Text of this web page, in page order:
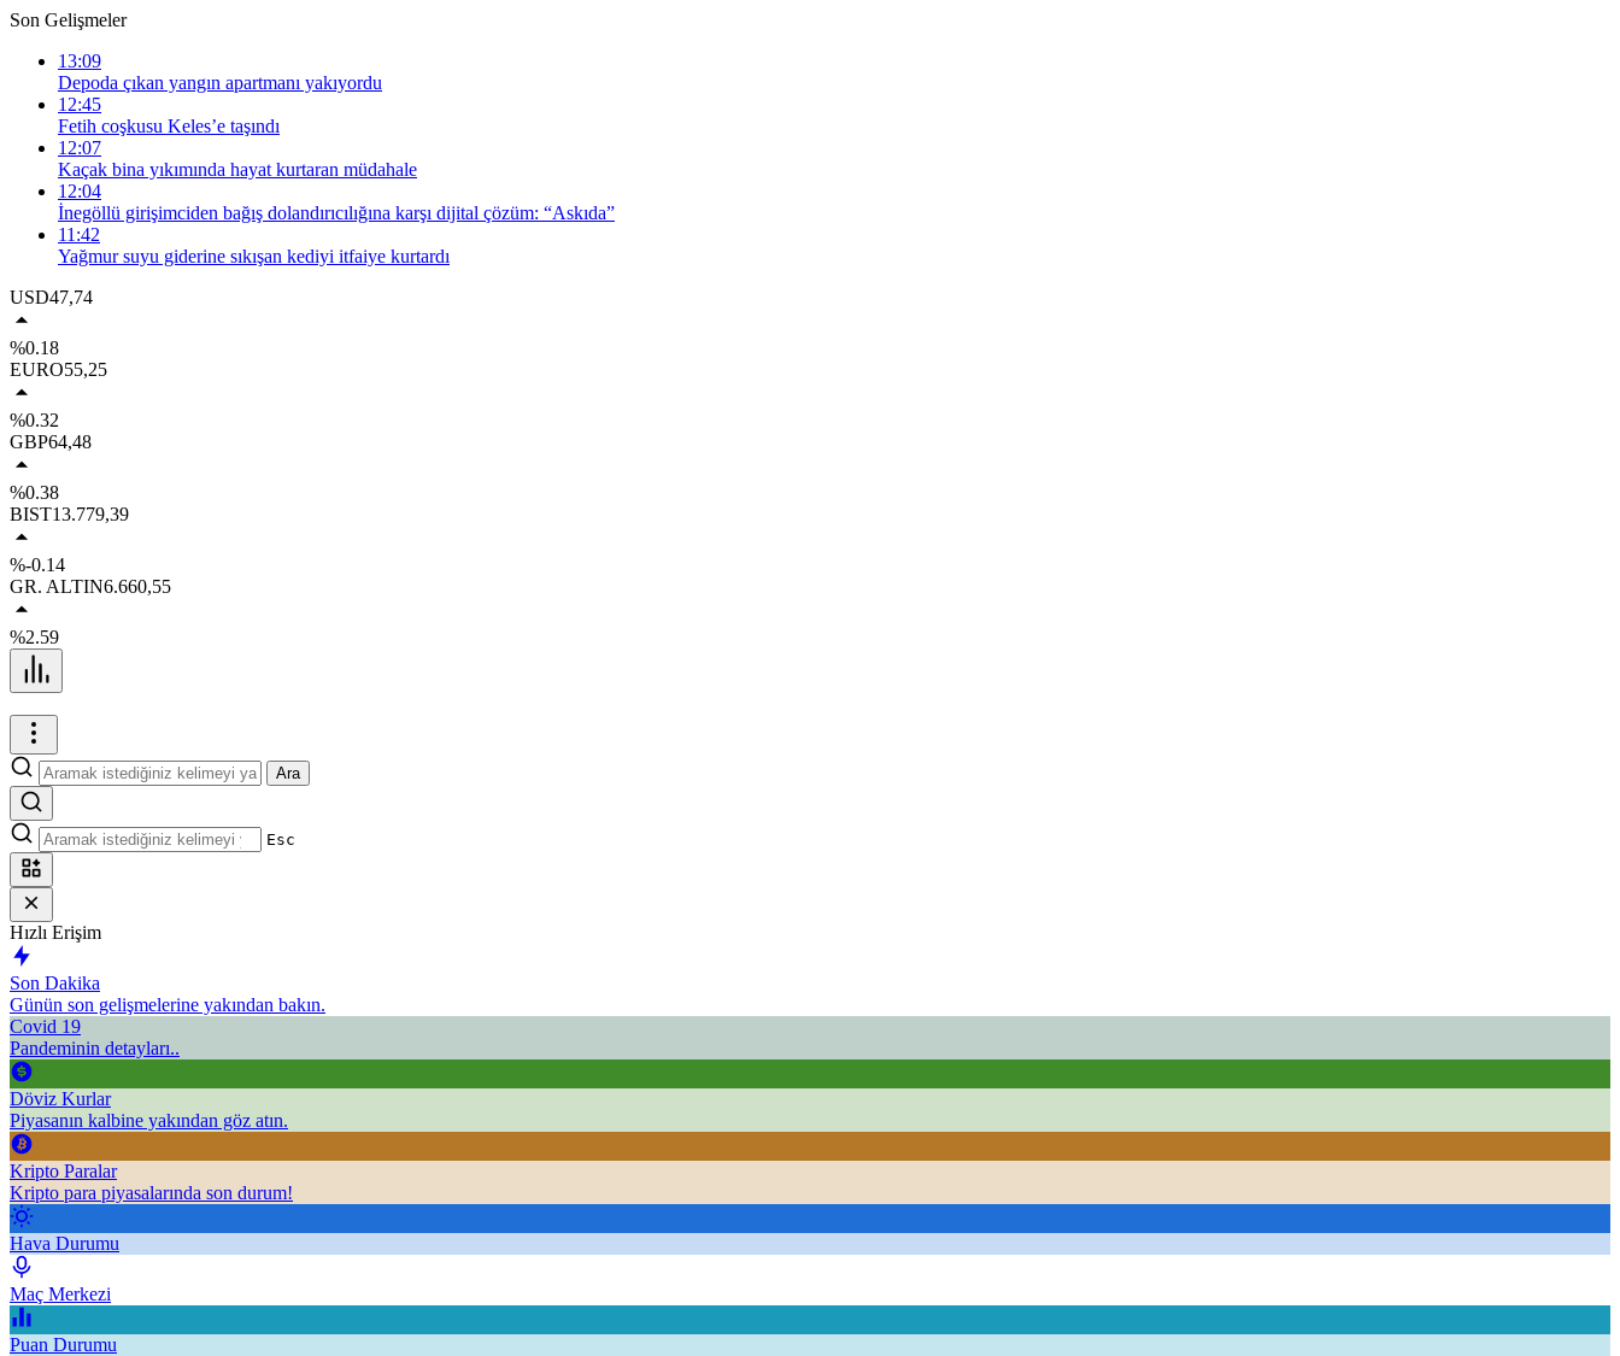
Son Gelişmeler
13:09
Depoda çıkan yangın apartmanı yakıyordu
12:45
Fetih coşkusu Keles’e taşındı
12:07
Kaçak bina yıkımında hayat kurtaran müdahale
12:04
İnegöllü girişimciden bağış dolandırıcılığına karşı dijital çözüm: “Askıda”
11:42
Yağmur suyu giderine sıkışan kediyi itfaiye kurtardı
USD47,74
%0.18
EURO55,25
%0.32
GBP64,48
%0.38
BIST13.779,39
%-0.14
GR. ALTIN6.660,55
%2.59
Ara
Esc
Hızlı Erişim
Son Dakika
Günün son gelişmelerine yakından bakın.
Covid 19
Pandeminin detayları..
Döviz Kurlar
Piyasanın kalbine yakından göz atın.
Kripto Paralar
Kripto para piyasalarında son durum!
Hava Durumu
Maç Merkezi
Puan Durumu